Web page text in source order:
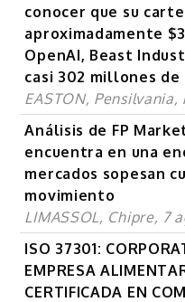
conocer que su
aproximadamente
OpenAI, Beast
casi 302 millones de
EASTON, Pensilvania,
Análisis de FP
encuentra en una
mercados sopesan
movimiento
LIMASSOL, Chipre, 7
ISO 37301:
EMPRESA
CERTIFICADA EN